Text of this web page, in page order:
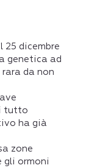
25 dicembre
genetica ad
da non
tutto
ha già
zone
gli ormoni